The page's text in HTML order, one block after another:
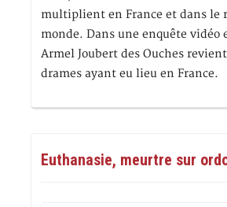
multiplient en France et dans le
monde. Dans une enquête vidéo
Armel Joubert des Ouches
drames ayant eu lieu en France.
Euthanasie, meurtre sur